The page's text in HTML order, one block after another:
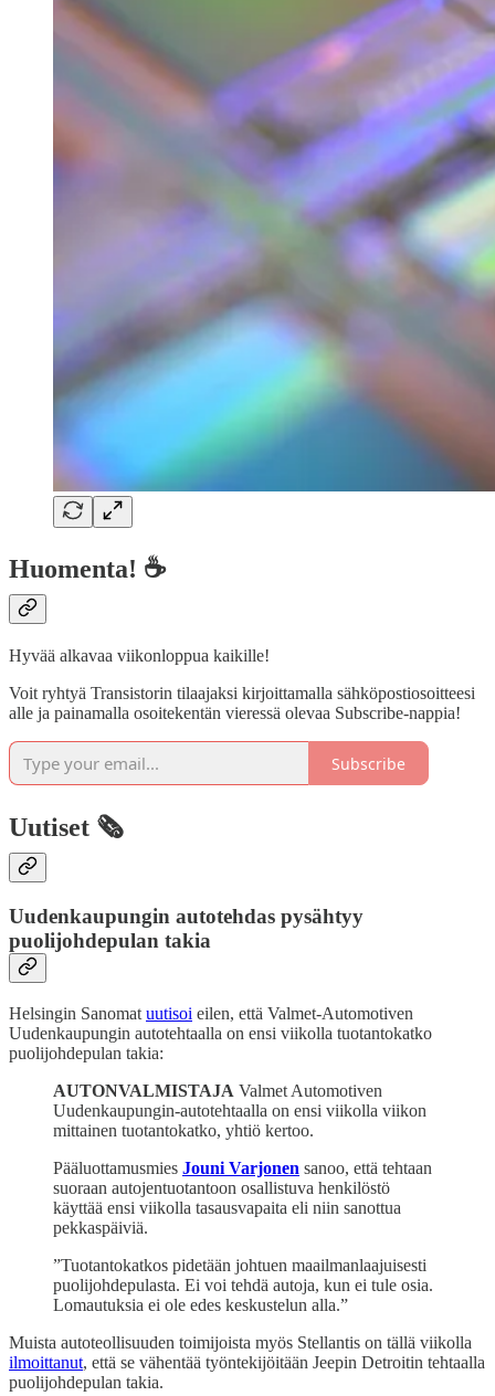
Huomenta! ☕
Hyvää alkavaa viikonloppua kaikille!
Voit ryhtyä Transistorin tilaajaksi kirjoittamalla sähköpostiosoitteesi
alle ja painamalla osoitekentän vieressä olevaa Subscribe-nappia!
Subscribe
Uutiset 🗞️
Uudenkaupungin autotehdas pysähtyy
puolijohdepulan takia
Helsingin Sanomat uutisoi eilen, että Valmet-Automotiven
Uudenkaupungin autotehtaalla on ensi viikolla tuotantokatko
puolijohdepulan takia:
AUTONVALMISTAJA Valmet Automotiven
Uudenkaupungin-autotehtaalla on ensi viikolla viikon
mittainen tuotantokatko, yhtiö kertoo.
Pääluottamusmies Jouni Varjonen sanoo, että tehtaan
suoraan autojentuotantoon osallistuva henkilöstö
käyttää ensi viikolla tasausvapaita eli niin sanottua
pekkaspäiviä.
”Tuotantokatkos pidetään johtuen maailmanlaajuisesti
puolijohdepulasta. Ei voi tehdä autoja, kun ei tule osia.
Lomautuksia ei ole edes keskustelun alla.”
Muista autoteollisuuden toimijoista myös Stellantis on tällä viikolla
ilmoittanut, että se vähentää työntekijöitään Jeepin Detroitin tehtaalla
puolijohdepulan takia.